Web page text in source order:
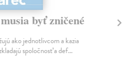
byť zničené
ako jednotlivcom a kazia
spoločnosť a def...